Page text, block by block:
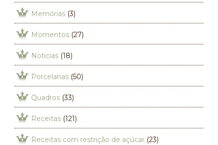
Memórias (3)
Momentos (27)
Noticias (18)
Porcelanas (50)
Quadros (33)
Receitas (121)
Receitas com restrição de açúcar (23)